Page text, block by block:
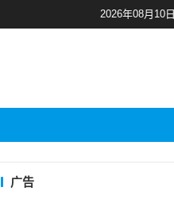
2026年08月10日
广告